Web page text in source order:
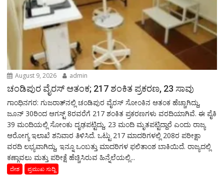
August 9, 2026 admin
ಚಂಡಿಪುರ ವೈರಸ್ ಆತಂಕ; 217 ಶಂಕಿತ ಪ್ರಕರಣ, 23 ಸಾವು
ಗಾಂಧಿನಗರ: ಗುಜರಾತ್‌ನಲ್ಲಿ ಚಂಡಿಪುರ ವೈರಸ್ ಸೋಂಕಿನ ಆತಂಕ ಹೆಚ್ಚಾಗಿದ್ದು,
ಜೂನ್ 30ರಿಂದ ಆಗಸ್ಟ್ 8ರವರೆಗೆ 217 ಶಂಕಿತ ಪ್ರಕರಣಗಳು ವರದಿಯಾಗಿವೆ. ಈ ಪೈಕಿ
39 ಮಂದಿಯಲ್ಲಿ ಸೋಂಕು ದೃಢಪಟ್ಟಿದ್ದು, 23 ಮಂದಿ ಮೃತಪಟ್ಟಿದ್ದಾರೆ ಎಂದು ರಾಜ್ಯ
ಆರೋಗ್ಯ ಇಲಾಖೆ ಶನಿವಾರ ತಿಳಿಸಿದೆ. ಒಟ್ಟು 217 ಮಾದರಿಗಳಲ್ಲಿ 208ರ ಪರೀಕ್ಷಾ
ವರದಿ ಲಭ್ಯವಾಗಿದ್ದು, ಇನ್ನೂ ಒಂಬತ್ತು ಮಾದರಿಗಳ ಫಲಿತಾಂಶ ಬಾಕಿಯಿದೆ. ರಾಜ್ಯದಲ್ಲಿ
ಕಣ್ಗಾವಲು ಮತ್ತು ಪರೀಕ್ಷೆ ಹೆಚ್ಚಿಸಿರುವ ಹಿನ್ನೆಲೆಯಲ್ಲಿ...
ದೇಶ ಪ್ರಮುಖ ಸುದ್ದಿ